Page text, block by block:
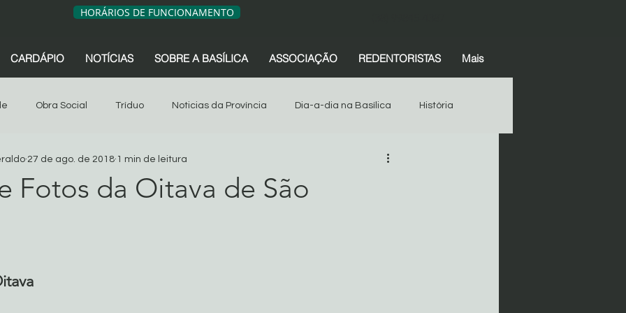
HORÁRIOS DE FUNCIONAMENTO
CARDÁPIO NOTÍCIAS SOBRE A BASÍLICA ASSOCIAÇÃO REDENTORISTAS Mais
Obra Social Tríduo Noticias da Província Dia-a-dia na Basílica História
dos Devotos Tríduo Obra Social
Fotos da Oitava de São
27 de ago. de 2018 1 min de leitura
5 estrelas.